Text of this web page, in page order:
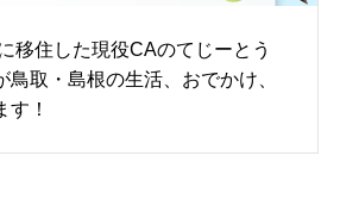
移住した現役CAのてじーとう
鳥取・島根の生活、おでかけ、
す！